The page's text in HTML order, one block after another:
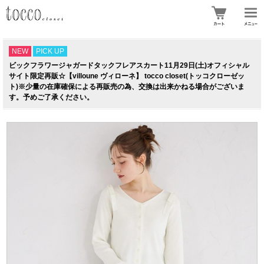
NEW
PICK UP
ビックフラワージャガードタックフレアスカート11月29日(土)オフィシャル
サイト限定再販☆【villoune ヴィローネ】 tocco closet(トッコクローゼッ
ト)※少量の在庫確保による再販売の為、交換は出来かねる場合がございま
す。予めご了承ください。